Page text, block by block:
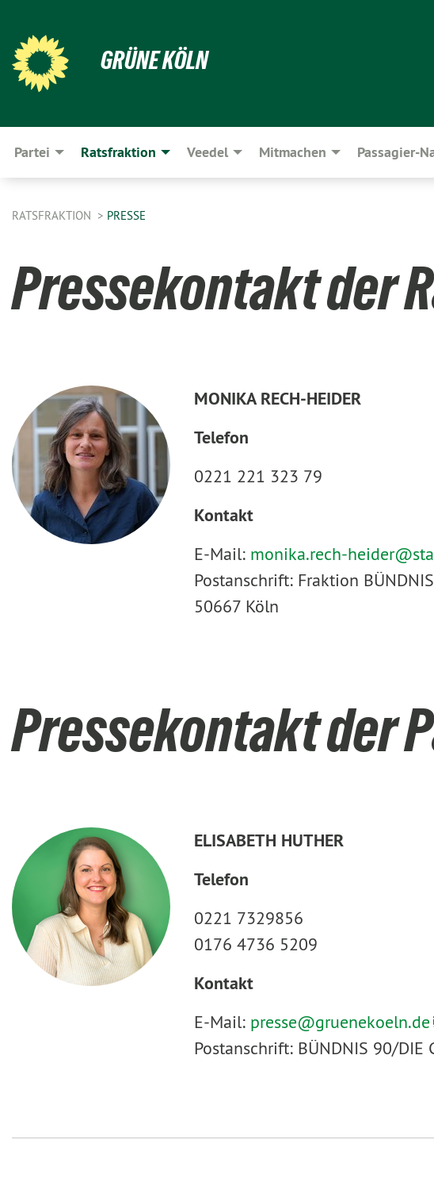
GRÜNE KÖLN
Partei Ratsfraktion Veedel Mitmachen Passagier-
RATSFRAKTION PRESSE
Pressekontakt der
MONIKA RECH-HEIDER
Telefon
0221 221 323 79
Kontakt
E-Mail: monika.rech-heider@
Postanschrift: Fraktion
50667 Köln
Pressekontakt der
ELISABETH HUTHER
Telefon
0221 7329856
0176 4736 5209
Kontakt
E-Mail: presse@gruenekoeln.de
Postanschrift: BÜNDNIS 90/DIE